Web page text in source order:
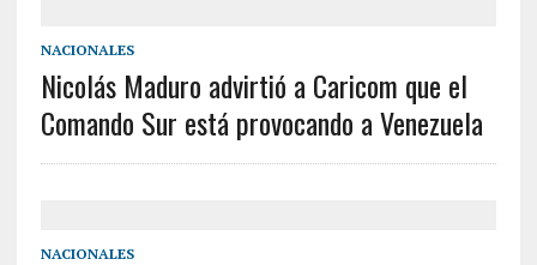
NACIONALES
Nicolás Maduro advirtió a Caricom que el
Comando Sur está provocando a Venezuela
NACIONALES